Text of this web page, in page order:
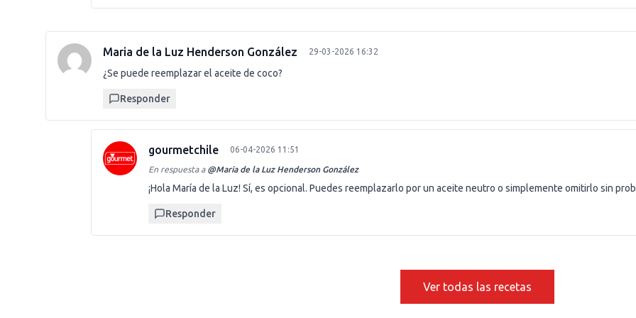
Maria de la Luz Henderson González 29-03-2026 16:32
¿Se puede reemplazar el aceite de coco?
Responder
gourmetchile 06-04-2026 11:51
En respuesta a @Maria de la Luz Henderson González
¡Hola María de la Luz! Sí, es opcional. Puedes reemplazarlo por un aceite neutro o simplemente omitirlo sin
Responder
Ver todas las recetas